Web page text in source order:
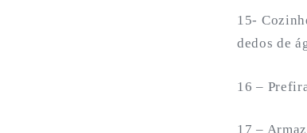
15-
dedos de
16 –
17 –